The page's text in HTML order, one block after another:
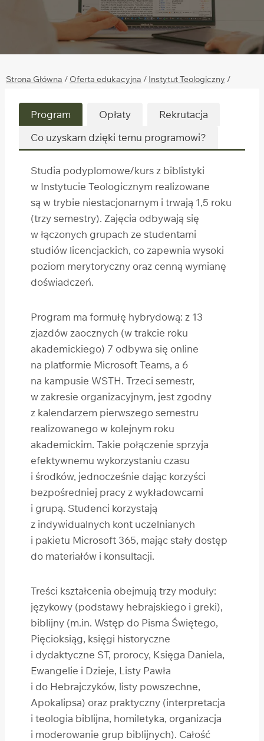
Strona Główna / Oferta edukacyjna / Instytut Teologiczny /
Program Opłaty
Rekrutacja
Co uzyskam dzięki temu programowi?
Studia podyplomowe/kurs z biblistyki
w Instytucie Teologicznym realizowane
są w trybie niestacjonarnym i trwają 1,5 roku
(trzy semestry). Zajęcia odbywają się
w łączonych grupach ze studentami
studiów licencjackich, co zapewnia wysoki
poziom merytoryczny oraz cenną wymianę
doświadczeń.
Program ma formułę hybrydową: z 13
zjazdów zaocznych (w trakcie roku
akademickiego) 7 odbywa się online
na platformie Microsoft Teams, a 6
na kampusie WSTH. Trzeci semestr,
w zakresie organizacyjnym, jest zgodny
z kalendarzem pierwszego semestru
realizowanego w kolejnym roku
akademickim. Takie połączenie sprzyja
efektywnemu wykorzystaniu czasu
i środków, jednocześnie dając korzyści
bezpośredniej pracy z wykładowcami
i grupą. Studenci korzystają
z indywidualnych kont uczelnianych
i pakietu Microsoft 365, mając stały dostęp
do materiałów i konsultacji.
Treści kształcenia obejmują trzy moduły:
językowy (podstawy hebrajskiego i greki),
biblijny (m.in. Wstęp do Pisma Świętego,
Pięcioksiąg, księgi historyczne
i dydaktyczne ST, prorocy, Księga Daniela,
Ewangelie i Dzieje, Listy Pawła
i do Hebrajczyków, listy powszechne,
Apokalipsa) oraz praktyczny (interpretacja
i teologia biblijna, homiletyka, organizacja
i moderowanie grup biblijnych). Całość